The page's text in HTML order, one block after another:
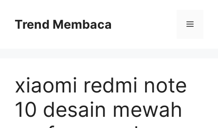
contentTrend Membaca Menu
xiaomi redmi note
10 desain mewah